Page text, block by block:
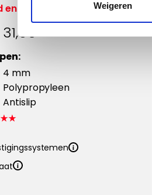
Weigeren
voordelig
31,95
4 mm
Polypropyleen
Antislip